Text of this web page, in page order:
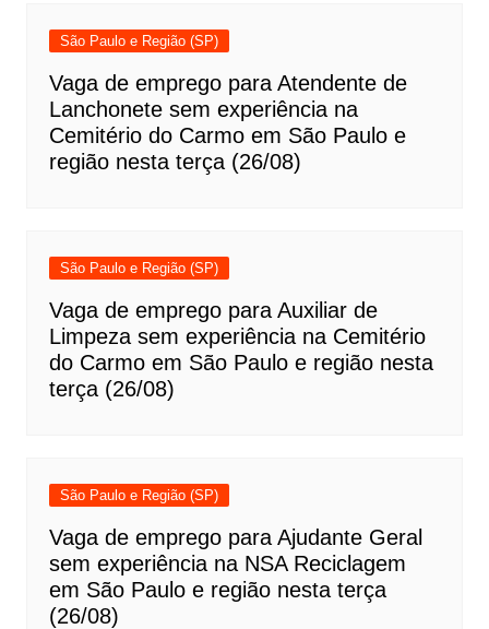
São Paulo e Região (SP)
Vaga de emprego para Atendente de
Lanchonete sem experiência na
Cemitério do Carmo em São Paulo e
região nesta terça (26/08)
São Paulo e Região (SP)
Vaga de emprego para Auxiliar de
Limpeza sem experiência na Cemitério
do Carmo em São Paulo e região nesta
terça (26/08)
São Paulo e Região (SP)
Vaga de emprego para Ajudante Geral
sem experiência na NSA Reciclagem
em São Paulo e região nesta terça
(26/08)